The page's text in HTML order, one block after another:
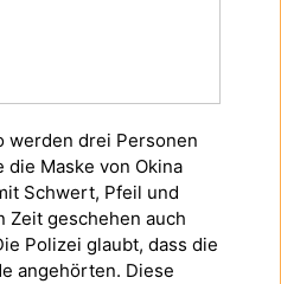
werden drei Personen
Maske von Okina
Schwert, Pfeil und
Zeit geschehen auch
Polizei glaubt, dass die
angehörten. Diese